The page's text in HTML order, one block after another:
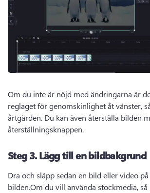
Om du inte är nöjd med ändringarna är
reglaget för genomskinlighet åt vänster,
årtgärden. Du kan även återställa bilden
återställningsknappen.
Steg 3.Lägg till en bildbakgrund
Dra och släpp sedan en bild eller video
bilden.Om du vill använda stockmedia, så